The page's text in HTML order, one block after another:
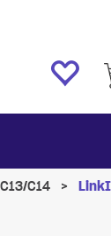
C14 >